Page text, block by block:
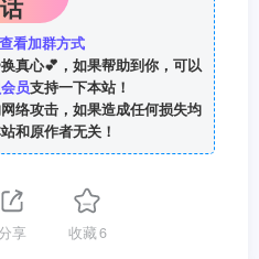
话
看加群方式
真心💕，如果帮助到你，可以
员支持一下本站！
络攻击，如果造成任何损失均
和原作者无关！
享 收藏6